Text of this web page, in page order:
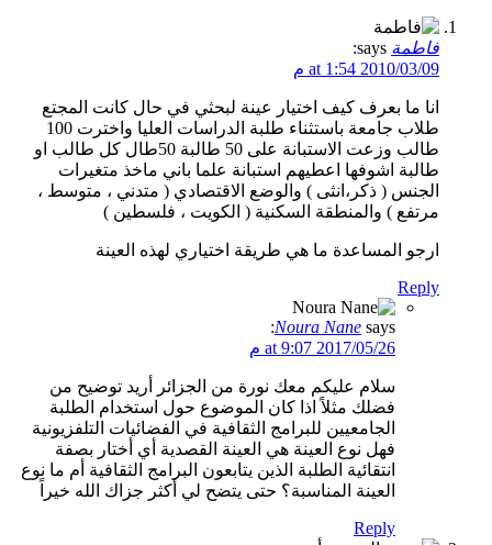
فاطمة says:
2010/03/09 at 1:54 م
انا ما بعرف كيف اختيار عينة لبحثي في حال كانت المجتع
طلاب جامعة باستثناء طلبة الدراسات العليا واخترت 100
طالب وزعت الاستبانة على 50 طالبة 50طال كل طالب او
طالبة اشوفها اعطيهم استبانة علما باني ماخذ متغيرات
الجنس ( ذكر،انثى ) والوضع الاقتصادي ( متدني ، متوسط ،
مرتفع ) والمنطقة السكنية ( الكويت ، فلسطين )
ارجو المساعدة ما هي طريقة اختياري لهذه العينة
Reply
Noura Nane says:
2017/05/26 at 9:07 م
سلام عليكم معك نورة من الجزائر أريد توضيح من
فضلك مثلاً اذا كان الموضوع حول استخدام الطلبة
الجامعيين للبرامج الثقافية في الفضائيات التلفزيونية
فهل نوع العينة هي العينة القصدية أي أختار بصفة
انتقائية الطلبة الذين يتابعون البرامج الثقافية أم ما نوع
العينة المناسبة؟ حتى يتضح لي أكثر جزاك الله خيراً
Reply